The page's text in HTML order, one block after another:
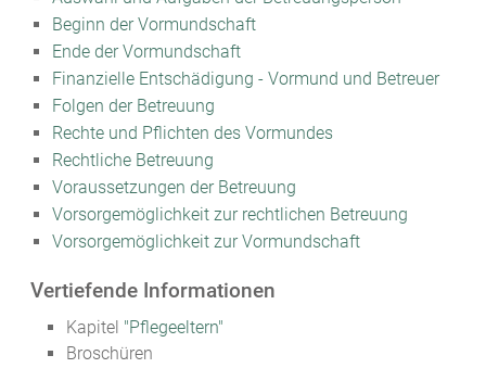
Beginn der Vormundschaft
Ende der Vormundschaft
Finanzielle Entschädigung - Vormund und Betreuer
Folgen der Betreuung
Rechte und Pflichten des Vormundes
Rechtliche Betreuung
Voraussetzungen der Betreuung
Vorsorgemöglichkeit zur rechtlichen Betreuung
Vorsorgemöglichkeit zur Vormundschaft
Vertiefende Informationen
Kapitel "Pflegeeltern"
Broschüren